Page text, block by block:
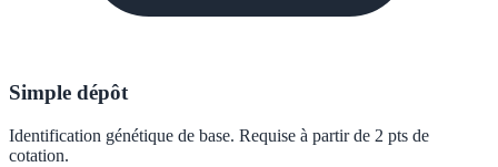
Simple dépôt
Identification génétique de base. Requise à partir de 2 pts de
cotation.